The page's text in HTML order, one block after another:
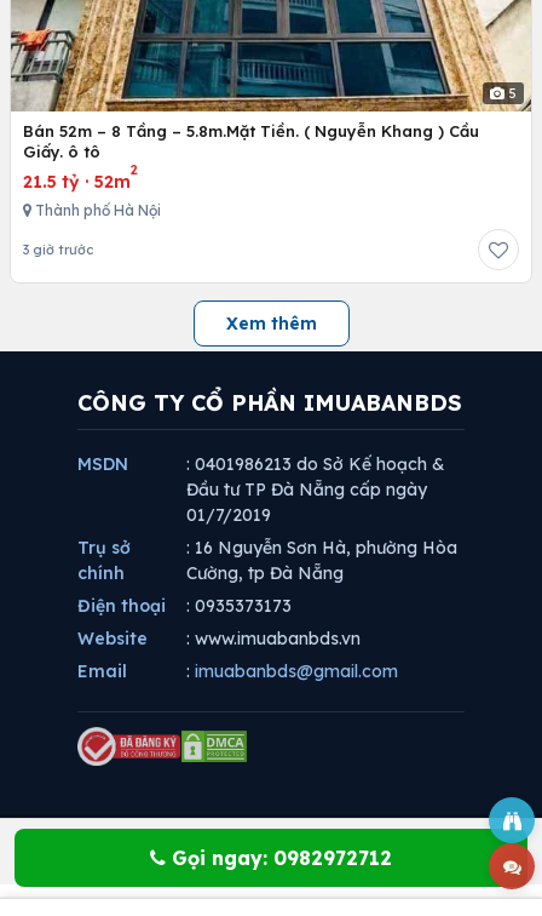
5
Bán 52m – 8 Tầng – 5.8m.Mặt Tiền. ( Nguyễn Khang ) Cầu
Giấy. ô tô
21.5 tỷ · 52m
2
Thành phố Hà Nội
3 giờ trước
Xem thêm
Gọi ngay: 0982972712
CÔNG TY CỔ PHẦN IMUABANBDS
MSDN
: 0401986213 do Sở Kế hoạch &
Đầu tư TP Đà Nẵng cấp ngày
01/7/2019
Trụ sở
chính
: 16 Nguyễn Sơn Hà, phường Hòa
Cường, tp Đà Nẵng
Điện thoại
: 0935373173
Website
: www.imuabanbds.vn
Email
: imuabanbds@gmail.com